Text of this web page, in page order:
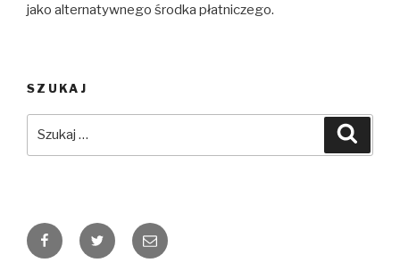
jako alternatywnego środka płatniczego.
SZUKAJ
FacebookTwitter E-
mail